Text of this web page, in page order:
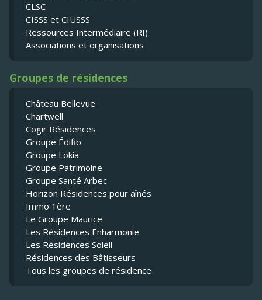
CLSC
CISSS et CIUSSS
Ressources Intermédiaire (RI)
Associations et organisations
Groupes de résidences
Château Bellevue
Chartwell
Cogir Résidences
Groupe Édifio
Groupe Lokia
Groupe Patrimoine
Groupe Santé Arbec
Horizon Résidences pour aînés
Immo 1ère
Le Groupe Maurice
Les Résidences Enharmonie
Les Résidences Soleil
Résidences des Bâtisseurs
Tous les groupes de résidence